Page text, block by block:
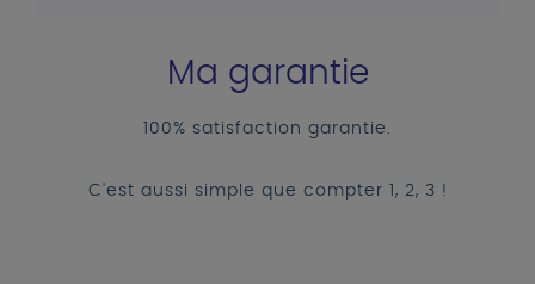
Ma garantie
100% satisfaction garantie.
C'est aussi simple que compter 1, 2, 3 !